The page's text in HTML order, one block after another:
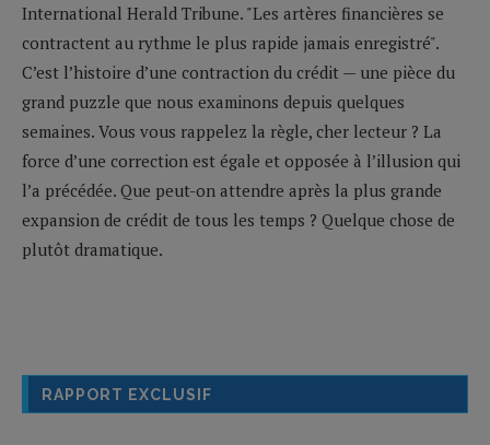
International Herald Tribune. "Les artères financières se
contractent au rythme le plus rapide jamais enregistré".
C’est l’histoire d’une contraction du crédit — une pièce du
grand puzzle que nous examinons depuis quelques
semaines. Vous vous rappelez la règle, cher lecteur ? La
force d’une correction est égale et opposée à l’illusion qui
l’a précédée. Que peut-on attendre après la plus grande
expansion de crédit de tous les temps ? Quelque chose de
plutôt dramatique.
RAPPORT EXCLUSIF